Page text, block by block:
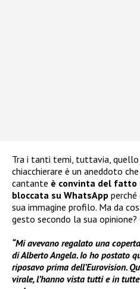
Tra i tanti temi, tuttavia,
chiacchierare è un aneddoto
cantante è convinta del fatto
bloccata su WhatsApp
sua immagine profilo. Ma da
gesto secondo la sua
“Mi avevano regalato una
di Alberto Angela. Io ho postato
riposavo prima dell’Eurovision.
virale, l’hanno vista tutti e in